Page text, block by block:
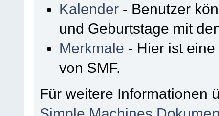
Kalender - Benutzer
und Geburtstage mit
Merkmale - Hier ist
von SMF.
Für weitere Informationen